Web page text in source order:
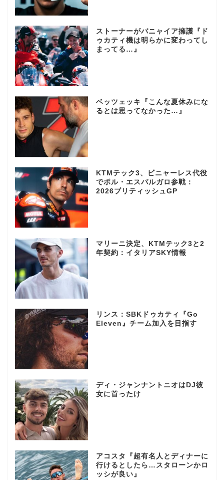
ストーナーがバニャイア擁護『ド
ゥカティ機は明らかに変わってし
まってる…』
ベッツェッキ『こんな夏休みにな
るとは思ってなかった…』
KTMテック3、ビニャーレス代役
でポル・エスパルガロ参戦：
2026ブリティッシュGP
マリーニ決定、KTMテック3と2
年契約：イタリアSKY情報
リンス：SBKドゥカティ『Go
Eleven』チーム加入を目指す
ディ・ジャンナントニオはDJ彼
女に首ったけ
アコスタ『超有名人とディナーに
行けるとしたら…スタローンかロ
ッシが良い』